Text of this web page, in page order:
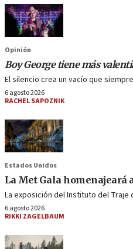
Opinión
Boy George tiene más
El silencio crea un vacío que
6 agosto 2026
RACHEL SAPOZNIK
Estados Unidos
La Met Gala homenajeará
La exposición del Instituto del
6 agosto 2026
RIKKI ZAGELBAUM